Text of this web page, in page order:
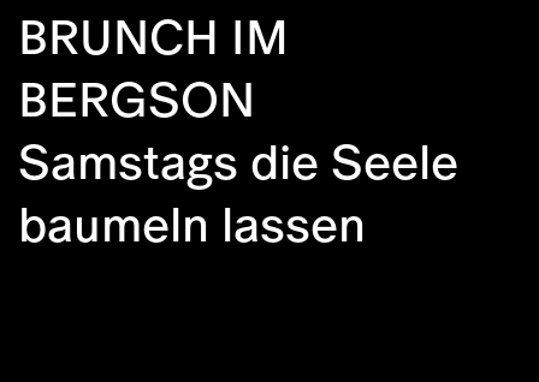
BRUNCH IM
BERGSON
Samstags die Seele
baumeln lassen